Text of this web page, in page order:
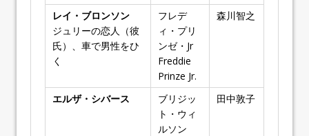
レイ・ブロンソン
ジュリーの恋人（彼
氏）、車で男性をひ
く
フレデ
ィ・プリ
ンゼ・Jr
Freddie
Prinze Jr.
森川智之
エルザ・シバース
ブリジッ
ト・ウィ
ルソン
田中敦子